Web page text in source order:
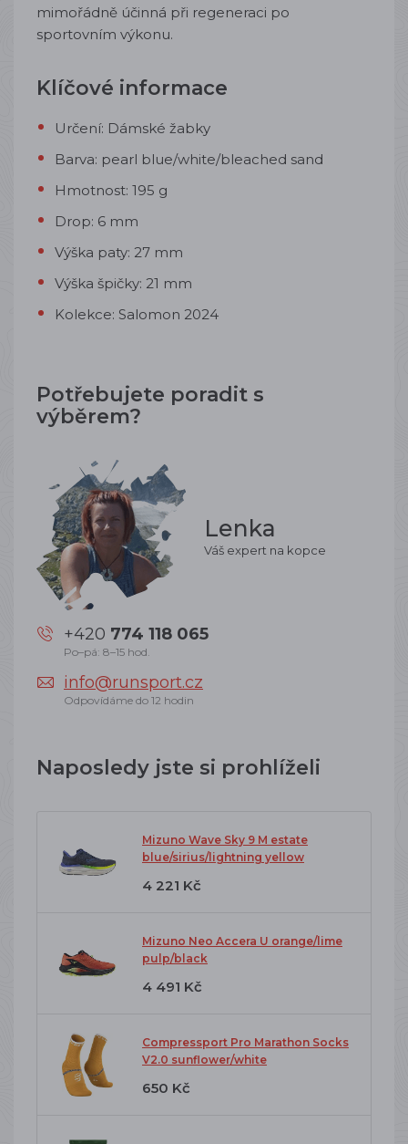
mimořádně účinná při regeneraci po
sportovním výkonu.
Klíčové informace
Určení: Dámské žabky
Barva: pearl blue/white/bleached sand
Hmotnost: 195 g
Drop: 6 mm
Výška paty: 27 mm
Výška špičky: 21 mm
Kolekce: Salomon 2024
Potřebujete poradit s
výběrem?
Lenka
Váš expert na kopce
+420 774 118 065
Po–pá: 8–15 hod.
info@runsport.cz
Odpovídáme do 12 hodin
Naposledy jste si prohlíželi
Mizuno Wave Sky 9 M estate
blue/sirius/lightning yellow
4 221 Kč
Mizuno Neo Accera U orange/lime
pulp/black
4 491 Kč
Compressport Pro Marathon Socks
V2.0 sunflower/white
650 Kč